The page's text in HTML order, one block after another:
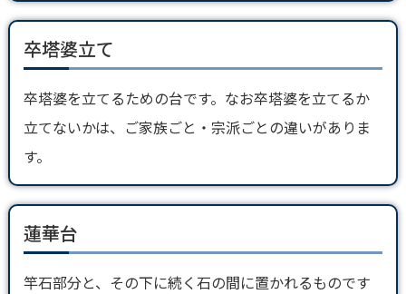
卒塔婆立て
卒塔婆を立てるための台です。なお卒塔婆を立てるか
立てないかは、ご家族ごと・宗派ごとの違いがありま
す。
蓮華台
竿石部分と、その下に続く石の間に置かれるものです